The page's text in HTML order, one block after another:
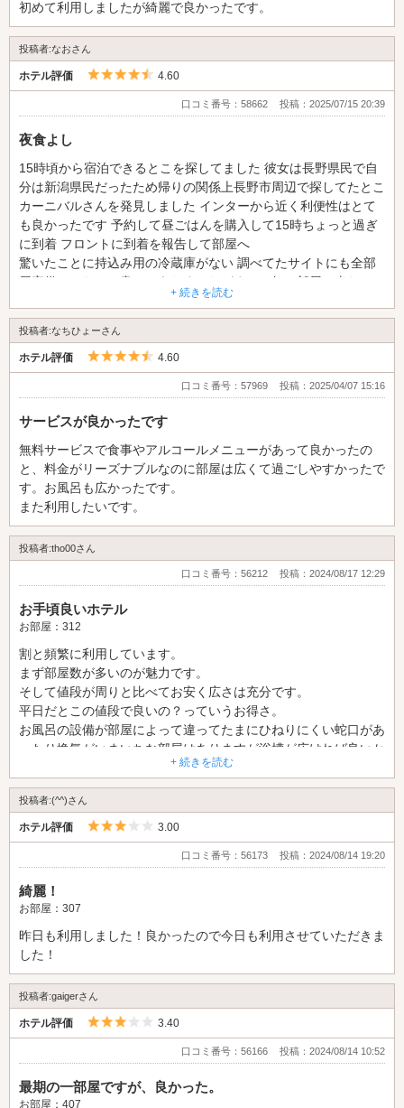
初めて利用しましたが綺麗で良かったです。
投稿者:なおさん
ホテル評価 5つ星のうち4.5
4.60
口コミ番号：58662 投稿：2025/07/15 20:39
夜食よし
15時頃から宿泊できるとこを探してました 彼女は長野県民で自
分は新潟県民だったため帰りの関係上長野市周辺で探してたとこ
カーニバルさんを発見しました インターから近く利便性はとて
も良かったです 予約して昼ごはんを購入して15時ちょっと過ぎ
に到着 フロントに到着を報告して部屋へ
驚いたことに持込み用の冷蔵庫がない 調べてたサイトにも全部
屋完備ではないと書いてありましたがまさか無い部屋に当たると
は💦 買ったものも腐るもんではなかったので良かったのですが
アイスとか買ってたらアウトでしたね 不満はそれだけ ウエルカ
ムはとても品揃えがありました かなり目移りしちゃって悩んで
しまいました うどんを注文して待ってました時間にして5分くら
いで来ました メニューの豊富さを見ると豊富にあり外出可と合
わせると持ち込みは必要ないですね 遠距離カップルにとても優
しい宿泊プラン12時チェックアウトで二人の世界に入り浸るこ
とが出来ました(帰りの高速バスの関係上8時半チェックアウトで
したが) ほんと楽しいひと時でした また利用したいと思います😊
+ 続きを読む
投稿者:なちひょーさん
ホテル評価 5つ星のうち4.5
4.60
口コミ番号：57969 投稿：2025/04/07 15:16
サービスが良かったです
無料サービスで食事やアルコールメニューがあって良かったの
と、料金がリーズナブルなのに部屋は広くて過ごしやすかったで
す。お風呂も広かったです。
また利用したいです。
投稿者:tho00さん
口コミ番号：56212 投稿：2024/08/17 12:29
お手頃良いホテル
お部屋：312
割と頻繁に利用しています。
まず部屋数が多いのが魅力です。
そして値段が周りと比べてお安く広さは充分です。
平日だとこの値段で良いの？っていうお得さ。
お風呂の設備が部屋によって違ってたまにひねりにくい蛇口があ
ったり換気がいまいちな部屋はありますが浴槽が広ければ良いか
これからも利用させていただきます。
+ 続きを読む
投稿者:(^^)さん
ホテル評価 5つ星のうち3
3.00
口コミ番号：56173 投稿：2024/08/14 19:20
綺麗！
お部屋：307
昨日も利用しました！良かったので今日も利用させていただきま
した！
投稿者:gaigerさん
ホテル評価 5つ星のうち3
3.40
口コミ番号：56166 投稿：2024/08/14 10:52
最期の一部屋ですが、良かった。
お部屋：407